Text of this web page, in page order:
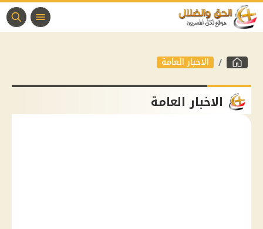
الاخبار العامة
الاخبار العامة